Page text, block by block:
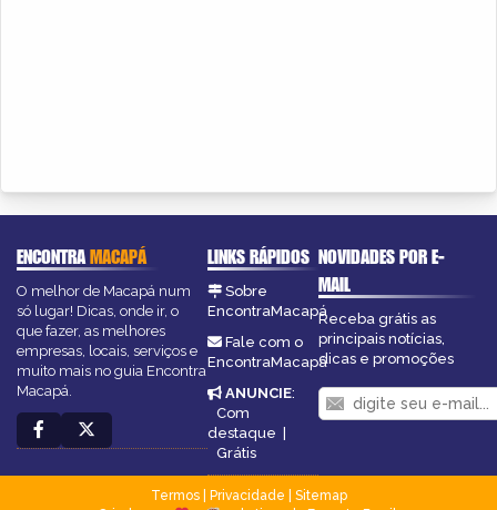
ENCONTRAMACAPÁ
O melhor de Macapá num
só lugar! Dicas, onde ir, o
que fazer, as melhores
empresas, locais, serviços e
muito mais no guia Encontra
Macapá.
LINKS RÁPIDOS
Sobre
EncontraMacapá
Fale com o
EncontraMacapá
ANUNCIE:
Com
destaque |
Grátis
NOVIDADES POR E-
MAIL
Receba grátis as
principais notícias,
dicas e promoções
Termos| Privacidade
Sitemap